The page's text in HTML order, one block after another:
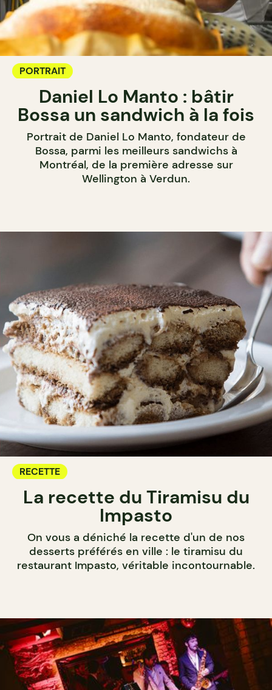
PORTRAIT
Daniel Lo Manto : bâtir
Bossa un sandwich à la fois
Portrait de Daniel Lo Manto, fondateur de
Bossa, parmi les meilleurs sandwichs à
Montréal, de la première adresse sur
Wellington à Verdun.
RECETTE
La recette du Tiramisu du
Impasto
On vous a déniché la recette d'un de nos
desserts préférés en ville : le tiramisu du
restaurant Impasto, véritable incontournable.